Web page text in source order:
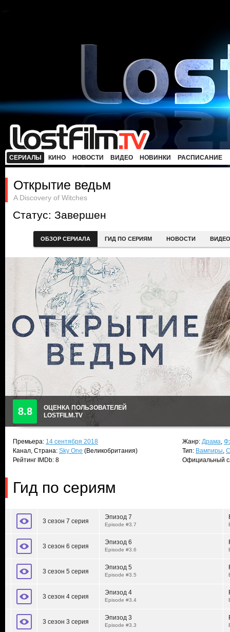
СЕРИАЛЫ КИНО НОВОСТИ ВИДЕО НОВИНКИ РАСПИСАНИЕ
Открытие ведьм
A Discovery of Witches
Статус: Завершен
ОБЗОР СЕРИАЛА ГИД ПО СЕРИЯМ НОВОСТИ ВИДЕО
8.8
ОЦЕНКА ПОЛЬЗОВАТЕЛЕЙ
LOSTFILM.TV
Премьера: 14 сентября 2018
Канал, Страна: Sky One (Великобритания)
Рейтинг IMDb: 8
Жанр: Драма,
Тип: Вампиры,
Официальный
Гид по сериям
3 сезон 7 серия
Эпизод 7
Episode #3.7
3 сезон 6 серия
Эпизод 6
Episode #3.6
3 сезон 5 серия
Эпизод 5
Episode #3.5
3 сезон 4 серия
Эпизод 4
Episode #3.4
3 сезон 3 серия
Эпизод 3
Episode #3.3